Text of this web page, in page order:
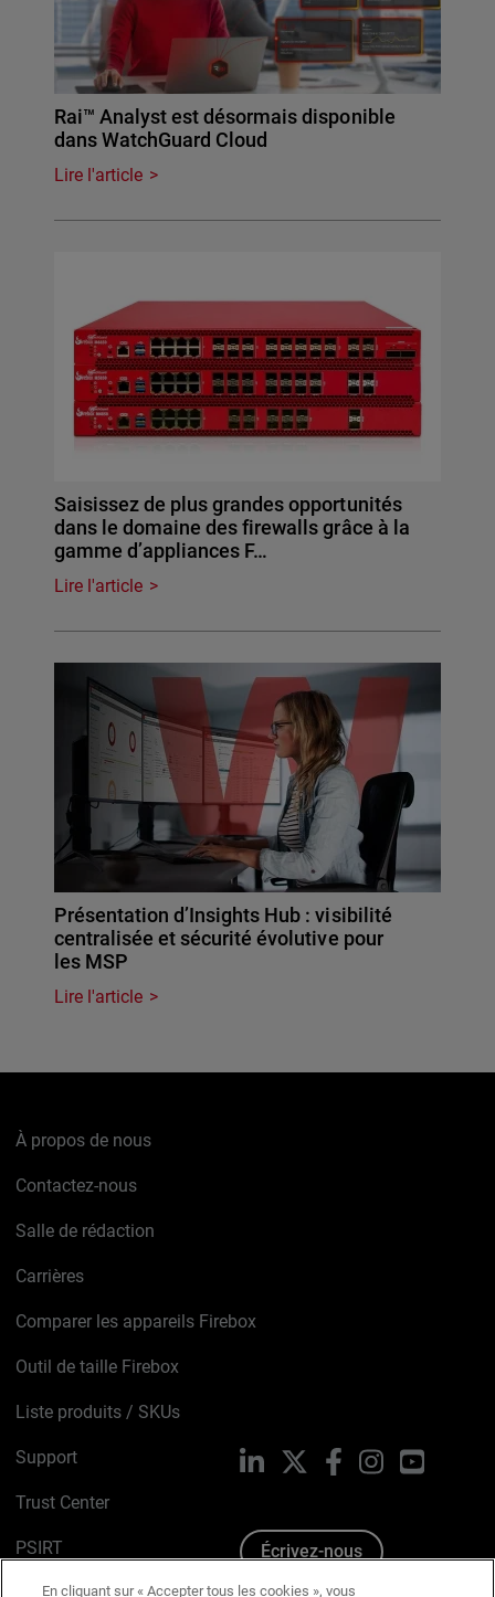
Rai™ Analyst est désormais disponible
dans WatchGuard Cloud
Lire l'article
Saisissez de plus grandes opportunités
dans le domaine des firewalls grâce à la
gamme d’appliances F…
Lire l'article
Présentation d’Insights Hub : visibilité
centralisée et sécurité évolutive pour
les MSP
Lire l'article
À propos de nous
Contactez-nous
Salle de rédaction
Carrières
Comparer les appareils Firebox
Outil de taille Firebox
Liste produits / SKUs
Support
Trust Center
PSIRT
LinkedIn FacebookInstagramYouTube
Écrivez-nous
En cliquant sur « Accepter tous les cookies », vous